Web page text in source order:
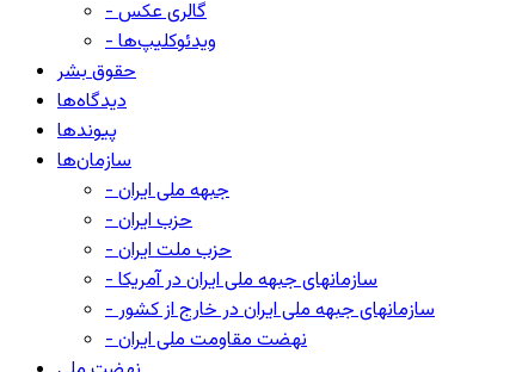
- گالری عکس
- ویدئوکلیپ‌ها
حقوق بشر
دیدگاه‌ها
پیوندها
سازمان‌ها
- جبهه ملی ایران
- حزب ایران
- حزب ملت ایران
- سازمانهای جبهه ملی ایران در آمریکا
- سازمانهای جبهه ملی ایران در خارج از کشور
- نهضت مقاومت ملی ایران